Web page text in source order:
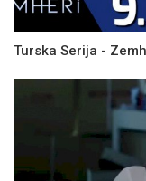
Turska Serija -